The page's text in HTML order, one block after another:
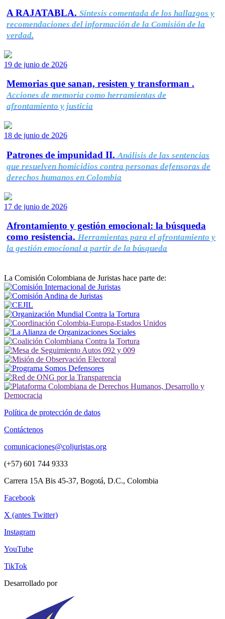
A RAJATABLA. Síntesis comentada de los hallazgos y
recomendaciones del información de la Comisión de la
verdad.
19 de junio de 2026
Memorias que sanan, resisten y transforman .
Acciones de memoria como herramientas de
afrontamiento y justicia
18 de junio de 2026
Patrones de impunidad II. Análisis de las sentencias
que resuelven homicidios contra personas defensoras de
derechos humanos en Colombia
17 de junio de 2026
Afrontamiento y gestión emocional: la búsqueda
como resistencia. Herramientas para el afrontamiento y
la gestión emocional a partir de la búsqueda
La Comisión Colombiana de Juristas hace parte de:
Política de protección de datos
Contáctenos
comunicaciones@coljuristas.org
(+57) 601 744 9333
Carrera 15A Bis 45-37, Bogotá, D.C., Colombia
Facebook
X (antes Twitter)
Instagram
YouTube
TikTok
Desarrollado por